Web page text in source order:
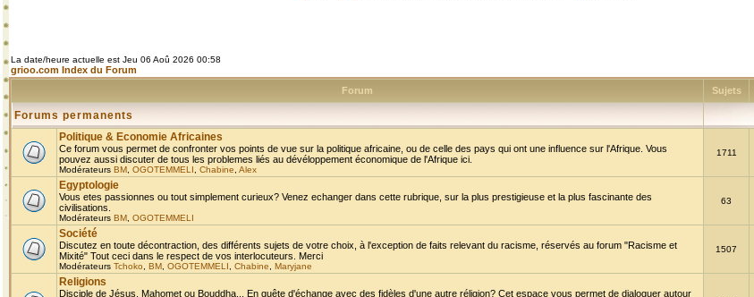
La date/heure actuelle est Jeu 06 Aoû 2026 00:58
grioo.com Index du Forum
Forum Sujets
Forums permanents
Politique & Economie Africaines
Ce forum vous permet de confronter vos points de vue sur la politique africaine, ou de celle des pays qui ont une influence sur l'Afrique. Vous
pouvez aussi discuter de tous les problemes liés au dévéloppement économique de l'Afrique ici.
Modérateurs BM OGOTEMMELI Chabine Alex
1711
Egyptologie
Vous etes passionnes ou tout simplement curieux? Venez echanger dans cette rubrique, sur la plus prestigieuse et la plus fascinante des
civilisations.
Modérateurs BM OGOTEMMELI
63
Société
Discutez en toute décontraction, des différents sujets de votre choix, à l'exception de faits relevant du racisme, réservés au forum "Racisme et
Mixité" Tout ceci dans le respect de vos interlocuteurs. Merci
Modérateurs Tchoko BM OGOTEMMELI Chabine Maryjane
1507
Religions
Disciple de Jésus, Mahomet ou Bouddha... En quête d'échange avec des fidèles d'une autre réligion? Cet espace vous permet de dialoguer autour